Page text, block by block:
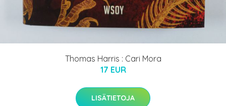
Thomas Harris : Cari Mora
17 EUR
LISÄTIETOJA